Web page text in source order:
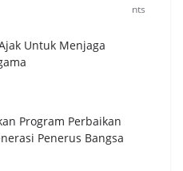
nts
Untuk Menjaga
Program Perbaikan
Penerus Bangsa